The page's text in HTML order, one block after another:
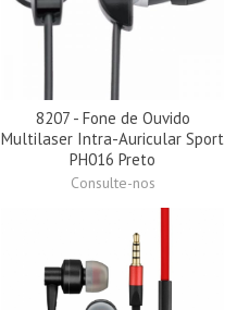
8207 - Fone de Ouvido
Multilaser Intra-Auricular Sport
PH016 Preto
Consulte-nos